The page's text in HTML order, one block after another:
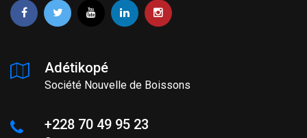
Adétikopé
Société Nouvelle de Boissons
+228 70 49 95 23